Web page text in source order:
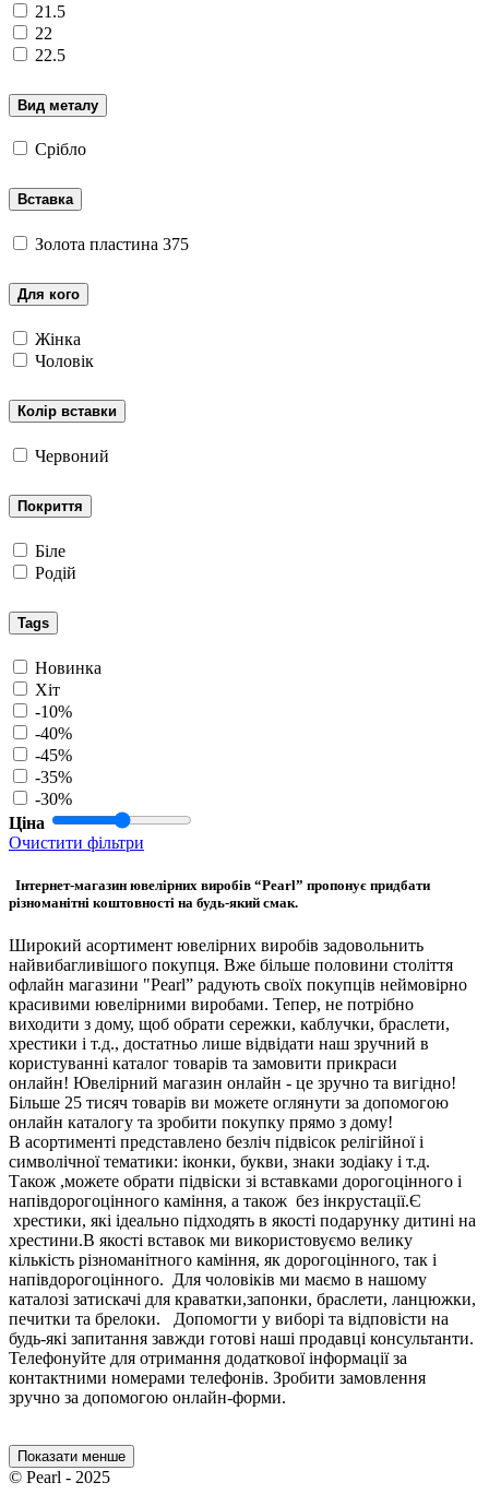
21.5
22
22.5
Вид металу
Срібло
Вставка
Золота пластина 375
Для кого
Жінка
Чоловік
Колір вставки
Червоний
Покриття
Біле
Родій
Tags
Новинка
Хіт
-10%
-40%
-45%
-35%
-30%
Ціна
Очистити фільтри
Інтернет-магазин ювелірних виробів “Pearl” пропонує придбати
різноманітні коштовності на будь-який смак.
Широкий асортимент ювелірних виробів задовольнить
найвибагливішого покупця. Вже більше половини століття
офлайн магазини "Pearl” радують своїх покупців неймовірно
красивими ювелірними виробами. Тепер, не потрібно
виходити з дому, щоб обрати сережки, каблучки, браслети,
хрестики і т.д., достатньо лише відвідати наш зручний в
користуванні каталог товарів та замовити прикраси
онлайн! Ювелірний магазин онлайн - це зручно та вигідно!
Більше 25 тисяч товарів ви можете оглянути за допомогою
онлайн каталогу та зробити покупку прямо з дому!
В асортименті представлено безліч підвісок релігійної і
символічної тематики: іконки, букви, знаки зодіаку і т.д.
Також ,можете обрати підвіски зі вставками дорогоцінного і
напівдорогоцінного каміння, а також без інкрустації.Є
хрестики, які ідеально підходять в якості подарунку дитині на
хрестини.В якості вставок ми використовуємо велику
кількість різноманітного каміння, як дорогоцінного, так і
напівдорогоцінного. Для чоловіків ми маємо в нашому
каталозі затискачі для краватки,запонки, браслети, ланцюжки,
печитки та брелоки. Допомогти у виборі та відповісти на
будь-які запитання завжди готові наші продавці консультанти.
Телефонуйте для отримання додаткової інформації за
контактними номерами телефонів. Зробити замовлення
зручно за допомогою онлайн-форми.
Показати менше
© Pearl - 2025